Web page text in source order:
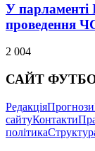
У парламенті
проведення
2 004
САЙТ
РедакціяПрогнози
сайтуКонтакти
політика